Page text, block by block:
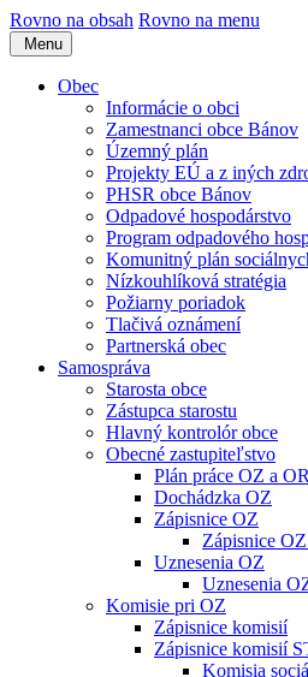
Rovno na obsah Rovno na menu
Menu
Obec
Informácie o obci
Zamestnanci obce Bánov
Územný plán
Projekty EÚ a z iných
PHSR obce Bánov
Odpadové hospodárstvo
Program odpadového
Komunitný plán
Nízkouhlíková stratégia
Požiarny poriadok
Tlačivá oznámení
Partnerská obec
Samospráva
Starosta obce
Zástupca starostu
Hlavný kontrolór obce
Obecné zastupiteľstvo
Plán práce OZ a OR
Dochádzka OZ
Zápisnice OZ
Zápisnice
Uznesenia OZ
Uznesenia
Komisie pri OZ
Zápisnice komisií
Zápisnice komisií
Komisia